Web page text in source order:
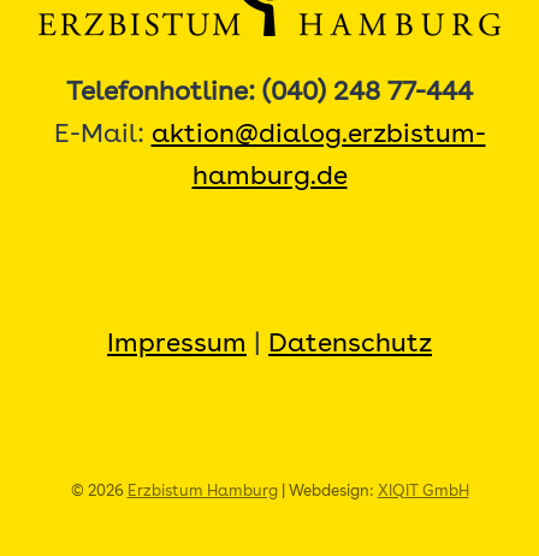
Telefonhotline: (040) 248 77-444
E-Mail: aktion@dialog.erzbistum-
hamburg.de
Impressum Datenschutz
© 2026 Erzbistum Hamburg| Webdesign: XIQIT GmbH